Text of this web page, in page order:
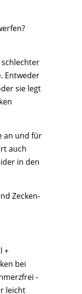
Entweder
sie legt
an und für
auch
in den
Zecken-